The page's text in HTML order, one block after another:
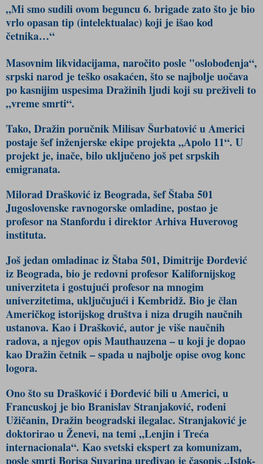
„Mi smo sudili ovom beguncu 6. brigade zato što je bio
vrlo opasan tip (intelektualac) koji je išao kod
četnika…“
Masovnim likvidacijama, naročito posle "oslobođenja“,
srpski narod je teško osakaćen, što se najbolje uočava
po kasnijim uspesima Dražinih ljudi koji su preživeli to
„vreme smrti“.
Tako, Dražin poručnik Milisav Šurbatović u Americi
postaje šef inženjerske ekipe projekta „Apolo 11“. U
projekt je, inače, bilo uključeno još pet srpskih
emigranata.
Milorad Drašković iz Beograda, šef Štaba 501
Jugoslovenske ravnogorske omladine, postao je
profesor na Stanfordu i direktor Arhiva Huverovog
instituta.
Još jedan omladinac iz Štaba 501, Dimitrije Đorđević
iz Beograda, bio je redovni profesor Kalifornijskog
univerziteta i gostujući profesor na mnogim
univerzitetima, uključujući i Kembridž. Bio je član
Američkog istorijskog društva i niza drugih naučnih
ustanova. Kao i Drašković, autor je više naučnih
radova, a njegov opis Mauthauzena – u koji je dopao
kao Dražin četnik – spada u najbolje opise ovog konc
logora.
Ono što su Drašković i Đorđević bili u Americi, u
Francuskoj je bio Branislav Stranjaković, rođeni
Užičanin, Dražin beogradski ilegalac. Stranjaković je
doktorirao u Ženevi, na temi „Lenjin i Treća
internacionala“. Kao svetski ekspert za komunizam,
posle smrti Borisa Suvarina uređivao je časopis „Istok-